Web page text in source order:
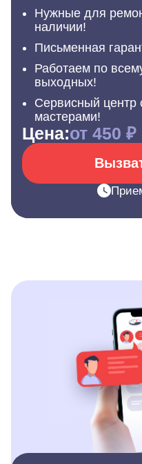
Нужные для
наличии!
Письменная
Работаем по
выходных!
Сервисный
мастерами!
Цена:от 450 ₽